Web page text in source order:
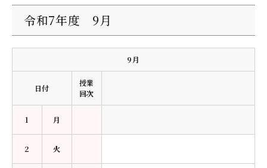
公式SNS
地域教育実践研究センター
人間科学研究科
人間科学専攻（修士課程）
対象者別
大学見学
大規模災害により被災した本入学への特別措置
令和7年度 9月
9月
日付
授業
回次
1 月
2 火